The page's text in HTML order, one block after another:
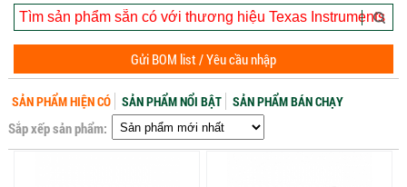
Gửi BOM list / Yêu cầu nhập
SẢN PHẨM HIỆN CÓ SẢN PHẨM NỔI BẬT SẢN PHẨM BÁN CHẠY
Sắp xếp sản phẩm: